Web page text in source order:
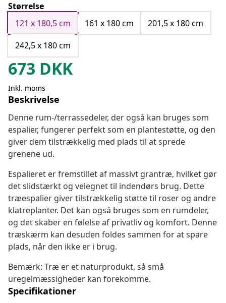
Størrelse
121 x 180,5 cm
161 x 180 cm
201,5 x 180 cm
242,5 x 180 cm
673 DKK
Inkl. moms
Beskrivelse
Denne rum-/terrassedeler, der også kan bruges som
espalier, fungerer perfekt som en plantestøtte, og den
giver dem tilstrækkelig med plads til at sprede
grenene ud.
Espalieret er fremstillet af massivt grantræ, hvilket gør
det slidstærkt og velegnet til indendørs brug. Dette
træespalier giver tilstrækkelig støtte til roser og andre
klatreplanter. Det kan også bruges som en rumdeler,
og det skaber en følelse af privatliv og komfort. Denne
træskærm kan desuden foldes sammen for at spare
plads, når den ikke er i brug.
Bemærk: Træ er et naturprodukt, så små
uregelmæssigheder kan forekomme.
Specifikationer